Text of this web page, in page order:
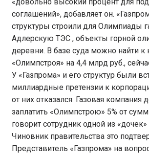
соглашений», добавляет он.
структуры строили для Олимпиады
Адлерскую ТЭС , объекты горной
деревни. В базе суда можно найти к
«Олимпстроя» на 4,4 млрд руб.,
У «Газпрома» и его структур были
миллиардные претензии к
от них отказался. Газовая компания
заплатить «Олимпстрою» 5% от
говорит сотрудник одной из
Чиновник правительства это
Представитель «Газпрома» на